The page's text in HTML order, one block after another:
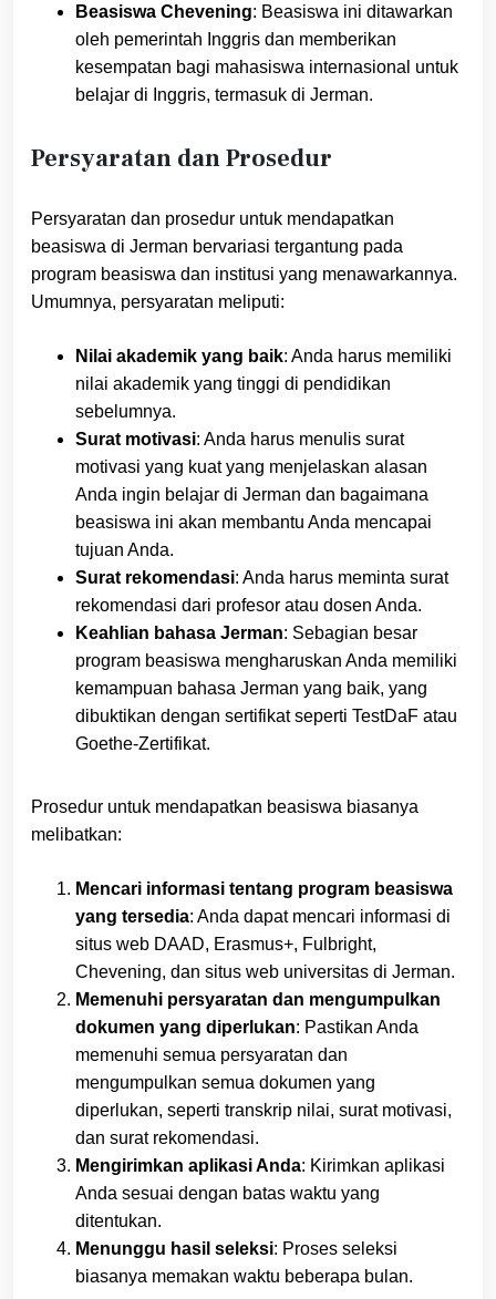
Beasiswa Chevening: Beasiswa ini ditawarkan
oleh pemerintah Inggris dan memberikan
kesempatan bagi mahasiswa internasional untuk
belajar di Inggris, termasuk di Jerman.
Persyaratan dan Prosedur
Persyaratan dan prosedur untuk mendapatkan
beasiswa di Jerman bervariasi tergantung pada
program beasiswa dan institusi yang menawarkannya.
Umumnya, persyaratan meliputi:
Nilai akademik yang baik: Anda harus memiliki
nilai akademik yang tinggi di pendidikan
sebelumnya.
Surat motivasi: Anda harus menulis surat
motivasi yang kuat yang menjelaskan alasan
Anda ingin belajar di Jerman dan bagaimana
beasiswa ini akan membantu Anda mencapai
tujuan Anda.
Surat rekomendasi: Anda harus meminta surat
rekomendasi dari profesor atau dosen Anda.
Keahlian bahasa Jerman: Sebagian besar
program beasiswa mengharuskan Anda memiliki
kemampuan bahasa Jerman yang baik, yang
dibuktikan dengan sertifikat seperti TestDaF atau
Goethe-Zertifikat.
Prosedur untuk mendapatkan beasiswa biasanya
melibatkan:
Mencari informasi tentang program beasiswa
yang tersedia: Anda dapat mencari informasi di
situs web DAAD, Erasmus+, Fulbright,
Chevening, dan situs web universitas di Jerman.
Memenuhi persyaratan dan mengumpulkan
dokumen yang diperlukan: Pastikan Anda
memenuhi semua persyaratan dan
mengumpulkan semua dokumen yang
diperlukan, seperti transkrip nilai, surat motivasi,
dan surat rekomendasi.
Mengirimkan aplikasi Anda: Kirimkan aplikasi
Anda sesuai dengan batas waktu yang
ditentukan.
Menunggu hasil seleksi: Proses seleksi
biasanya memakan waktu beberapa bulan.